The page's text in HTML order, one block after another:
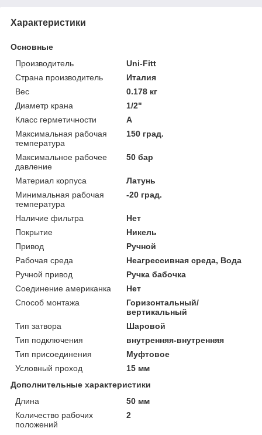
Характеристики
Основные
Производитель
Uni-Fitt
Страна производитель
Италия
Вес
0.178 кг
Диаметр крана
1/2"
Класс герметичности
А
Максимальная рабочая
температура
150 град.
Максимальное рабочее
давление
50 бар
Материал корпуса
Латунь
Минимальная рабочая
температура
-20 град.
Наличие фильтра
Нет
Покрытие
Никель
Привод
Ручной
Рабочая среда
Неагрессивная среда, Вода
Ручной привод
Ручка бабочка
Соединение американка
Нет
Способ монтажа
Горизонтальный/
вертикальный
Тип затвора
Шаровой
Тип подключения
внутренняя-внутренняя
Тип присоединения
Муфтовое
Условный проход
15 мм
Дополнительные характеристики
Длина
50 мм
Количество рабочих
положений
2